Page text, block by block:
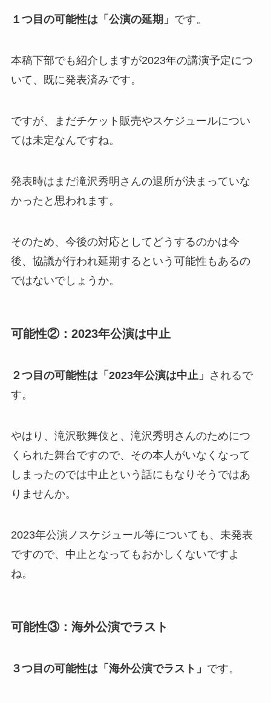
１つ目の可能性は「公演の延期」 です。
本稿下部でも紹介しますが2023年の講演予定につ
いて、既に発表済みです。
ですが、まだチケット販売やスケジュールについ
ては未定なんですね。
発表時はまだ滝沢秀明さんの退所が決まっていな
かったと思われます。
そのため、今後の対応としてどうするのかは今
後、協議が行われ延期するという可能性もあるの
ではないでしょうか。
可能性②：2023年公演は中止
２つ目の可能性は「2023年公演は中止」 されるで
す。
やはり、滝沢歌舞伎と、滝沢秀明さんのためにつ
くられた舞台ですので、その本人がいなくなって
しまったのでは中止という話にもなりそうではあ
りませんか。
2023年公演ノスケジュール等についても、未発表
ですので、中止となってもおかしくないですよ
ね。
可能性③：海外公演でラスト
３つ目の可能性は「海外公演でラスト」 です。